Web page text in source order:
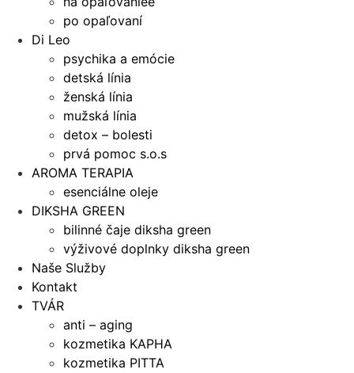
po opaľovaní
Di Leo
psychika a emócie
detská línia
ženská línia
mužská línia
detox – bolesti
prvá pomoc s.o.s
AROMA TERAPIA
esenciálne oleje
DIKSHA GREEN
bilinné čaje diksha green
výživové doplnky diksha green
Naše Služby
Kontakt
TVÁR
anti – aging
kozmetika KAPHA
kozmetika PITTA